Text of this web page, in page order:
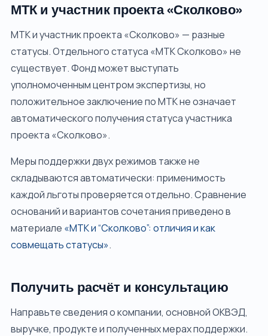
МТК и участник проекта «Сколково»
МТК и участник проекта «Сколково» — разные
статусы. Отдельного статуса «МТК Сколково» не
существует. Фонд может выступать
уполномоченным центром экспертизы, но
положительное заключение по МТК не означает
автоматического получения статуса участника
проекта «Сколково».
Меры поддержки двух режимов также не
складываются автоматически: применимость
каждой льготы проверяется отдельно. Сравнение
оснований и вариантов сочетания приведено в
материале «МТК и “Сколково”: отличия и как
совмещать статусы».
Получить расчёт и консультацию
Направьте сведения о компании, основной ОКВЭД,
выручке, продукте и полученных мерах поддержки.